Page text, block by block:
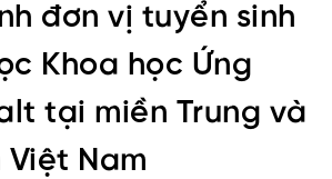
đơn vị tuyển sinh
Khoa học Ứng
tại miền Trung và
Việt Nam